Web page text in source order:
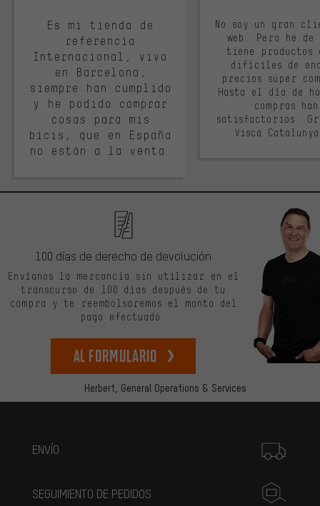
Es mi tienda de
referencia
Internacional, vivo
en Barcelona,
siempre han cumplido
y he podido comprar
cosas para mis
bicis, que en España
no están a la venta.
No soy un gran
web. Pero he
tiene productos
difíciles de
precios súper
Hasta el día de
compras
satisfactorios.
Visca
Herbert, General Operations & Services
100 días de derecho de devolución
Envíanos la mercancía sin utilizar en el
transcurso de 100 días después de tu
compra y te reembolsaremos el monto del
pago efectuado.
Al formulario
ENVÍO
SEGUIMIENTO DE PEDIDOS